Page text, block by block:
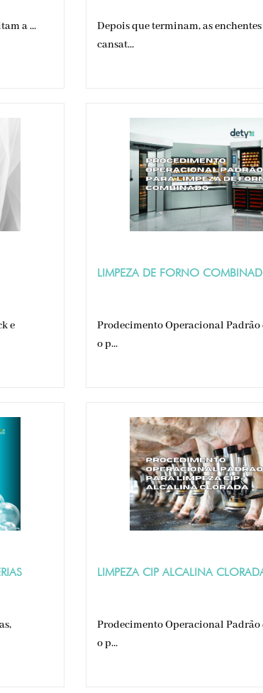
a ...
Depois que terminam, as
cansat...
e
LIMPEZA DE FORNO
Prodecimento Operacional Padrão
o p...
LIMPEZA CIP ALCALINA
Prodecimento Operacional Padrão
o p...